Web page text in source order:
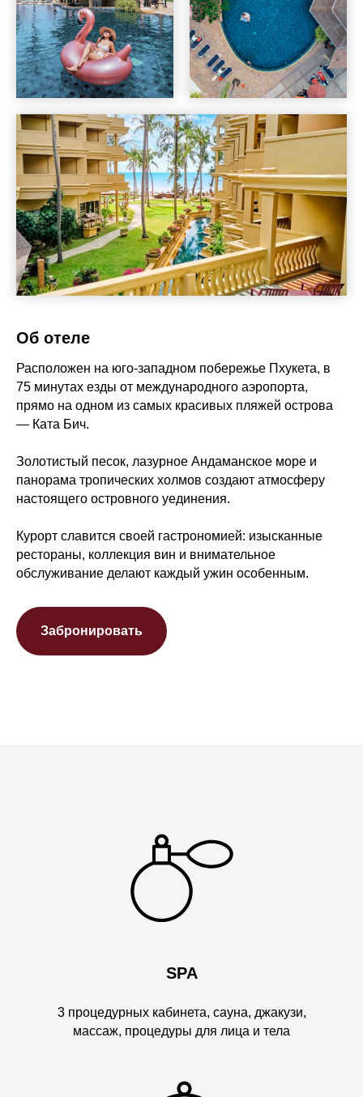
Об отеле
Расположен на юго-западном побережье Пхукета, в
75 минутах езды от международного аэропорта,
прямо на одном из самых красивых пляжей острова
— Ката Бич.
Золотистый песок, лазурное Андаманское море и
панорама тропических холмов создают атмосферу
настоящего островного уединения.
Курорт славится своей гастрономией: изысканные
рестораны, коллекция вин и внимательное
обслуживание делают каждый ужин особенным.
Забронировать
SPA
3 процедурных кабинета, сауна, джакузи,
массаж, процедуры для лица и тела